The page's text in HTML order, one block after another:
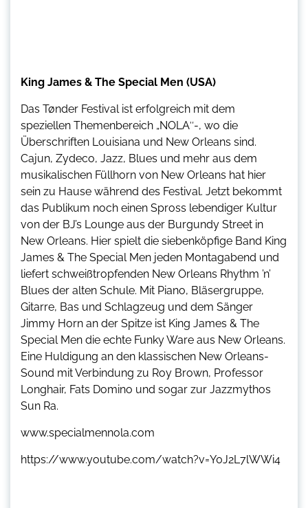
King James & The Special Men (USA)
Das Tønder Festival ist erfolgreich mit dem
speziellen Themenbereich „NOLA″-, wo die
Überschriften Louisiana und New Orleans sind.
Cajun, Zydeco, Jazz, Blues und mehr aus dem
musikalischen Füllhorn von New Orleans hat hier
sein zu Hause während des Festival. Jetzt bekommt
das Publikum noch einen Spross lebendiger Kultur
von der BJ’s Lounge aus der Burgundy Street in
New Orleans. Hier spielt die siebenköpfige Band King
James & The Special Men jeden Montagabend und
liefert schweißtropfenden New Orleans Rhythm ’n’
Blues der alten Schule. Mit Piano, Bläsergruppe,
Gitarre, Bas und Schlagzeug und dem Sänger
Jimmy Horn an der Spitze ist King James & The
Special Men die echte Funky Ware aus New Orleans.
Eine Huldigung an den klassischen New Orleans-
Sound mit Verbindung zu Roy Brown, Professor
Longhair, Fats Domino und sogar zur Jazzmythos
Sun Ra.
www.specialmennola.com
https://www.youtube.com/watch?v=Y0J2L7lWWi4